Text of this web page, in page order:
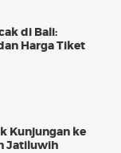
di Bali:
Harga Tiket
Kunjungan ke
Jatiluwih